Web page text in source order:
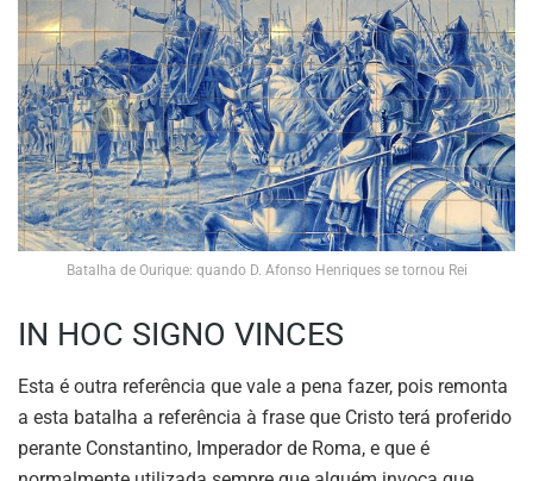
Batalha de Ourique: quando D. Afonso Henriques se tornou Rei
IN HOC SIGNO VINCES
Esta é outra referência que vale a pena fazer, pois remonta
a esta batalha a referência à frase que Cristo terá proferido
perante Constantino, Imperador de Roma, e que é